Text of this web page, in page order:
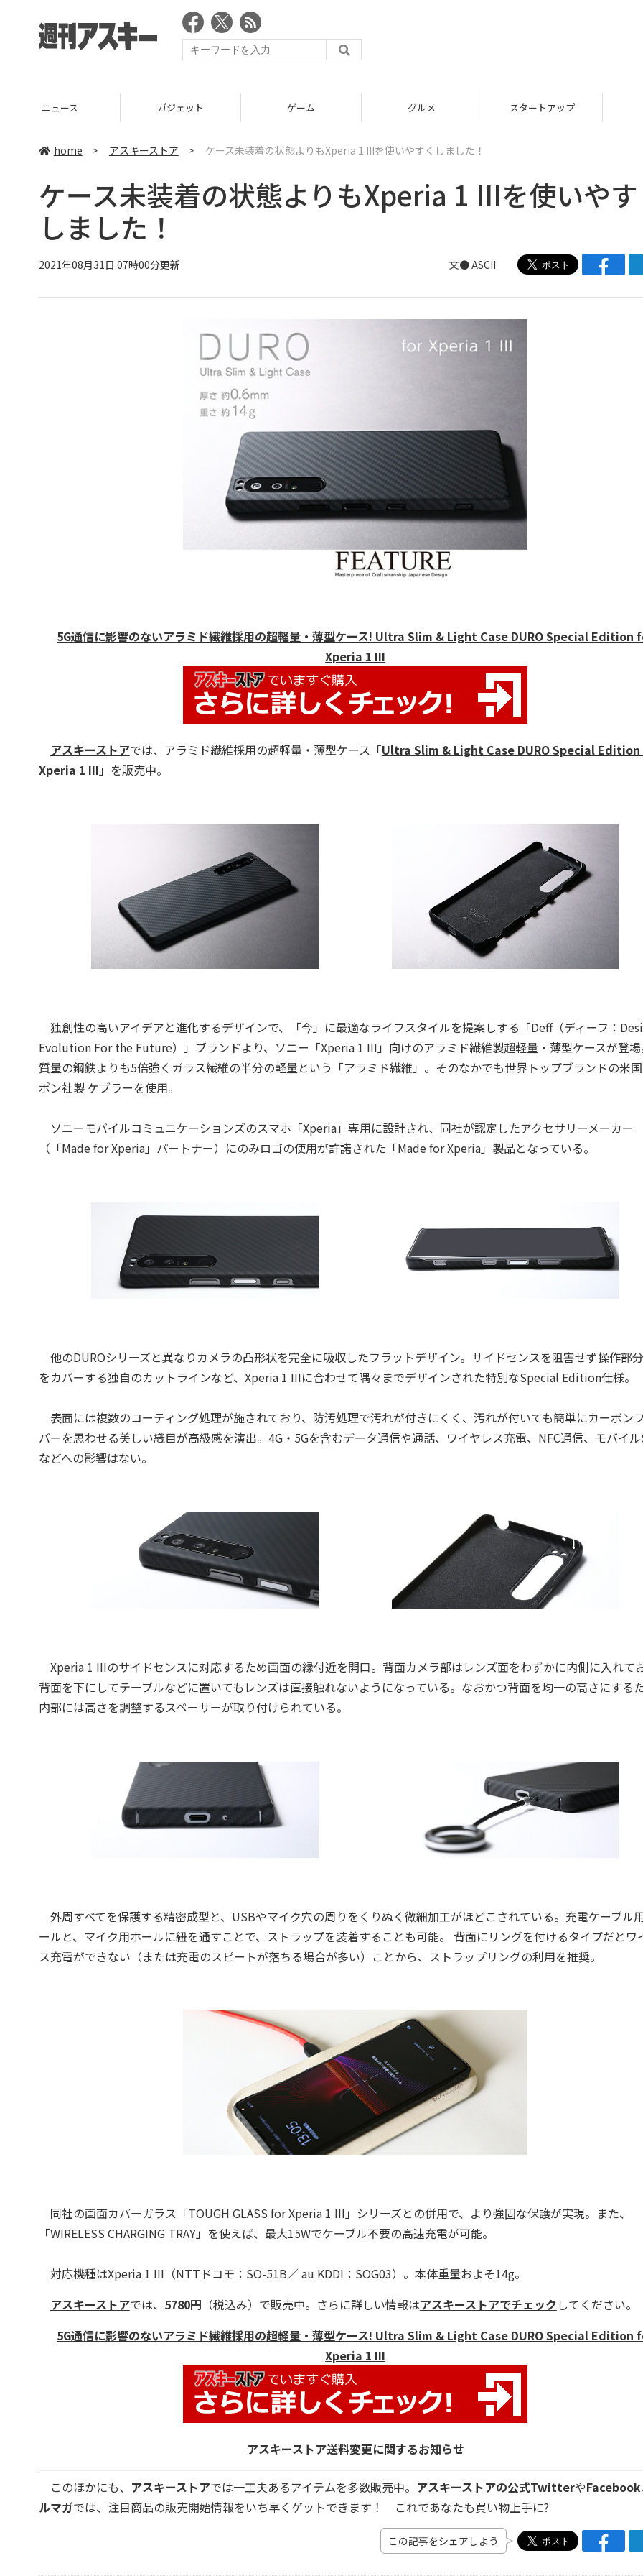
ニュース ガジェット ゲーム グルメ スタートアップ
home > アスキーストア > ケース未装着の状態よりもXperia 1 IIIを使いやすくしました！
ケース未装着の状態よりもXperia 1 IIIを使いや
しました！
2021年08月31日 07時00分更新 文● ASCII
5G通信に影響のないアラミド繊維採用の超軽量・薄型ケース! Ultra Slim & Light Case DURO Special Edition
Xperia 1 III
アスキーストアでは、アラミド繊維採用の超軽量・薄型ケース「Ultra Slim & Light Case DURO Special
Xperia 1 III 」を販売中。
独創性の高いアイデアと進化するデザインで、「今」に最適なライフスタイルを提案しする「Deff（ディーフ：
Evolution For the Future）」ブランドより、ソニー「Xperia 1 III」向けのアラミド繊維製超軽量・薄型ケースが登
質量の鋼鉄よりも5倍強くガラス繊維の半分の軽量という「アラミド繊維」。そのなかでも世界トップブランドの米
ポン社製 ケブラーを使用。
ソニーモバイルコミュニケーションズのスマホ「Xperia」専用に設計され、同社が認定したアクセサリーメーカー
（「Made for Xperia」パートナー）にのみロゴの使用が許諾された「Made for Xperia」製品となっている。
他のDUROシリーズと異なりカメラの凸形状を完全に吸収したフラットデザイン。サイドセンスを阻害せず操作部
をカバーする独自のカットラインなど、Xperia 1 IIIに合わせて隅々までデザインされた特別なSpecial Edition仕様。
表面には複数のコーティング処理が施されており、防汚処理で汚れが付きにくく、汚れが付いても簡単にカーボン
バーを思わせる美しい織目が高級感を演出。4G・5Gを含むデータ通信や通話、ワイヤレス充電、NFC通信、モバイ
などへの影響はない。
Xperia 1 IIIのサイドセンスに対応するため画面の縁付近を開口。背面カメラ部はレンズ面をわずかに内側に入れて
背面を下にしてテーブルなどに置いてもレンズは直接触れないようになっている。なおかつ背面を均一の高さにする
内部には高さを調整するスペーサーが取り付けられている。
外周すべてを保護する精密成型と、USBやマイク穴の周りをくりぬく微細加工がほどこされている。充電ケーブル
ールと、マイク用ホールに紐を通すことで、ストラップを装着することも可能。 背面にリングを付けるタイプだとワ
ス充電ができない（または充電のスピートが落ちる場合が多い）ことから、ストラップリングの利用を推奨。
同社の画面カバーガラス「TOUGH GLASS for Xperia 1 III」シリーズとの併用で、より強固な保護が実現。また、
「WIRELESS CHARGING TRAY」を使えば、最大15Wでケーブル不要の高速充電が可能。
対応機種はXperia 1 III（NTTドコモ：SO-51B／ au KDDI：SOG03）。本体重量およそ14g。
アスキーストアでは、 5780円 （税込み）で販売中。さらに詳しい情報はアスキーストアでチェックしてください。
5G通信に影響のないアラミド繊維採用の超軽量・薄型ケース! Ultra Slim & Light Case DURO Special Edition
Xperia 1 III
アスキーストア送料変更に関するお知らせ
このほかにも、 アスキーストアでは一工夫あるアイテムを多数販売中。 アスキーストアの公式TwitterやFacebook
ルマガでは、注目商品の販売開始情報をいち早くゲットできます！ これであなたも買い物上手に?
この記事をシェアしよう